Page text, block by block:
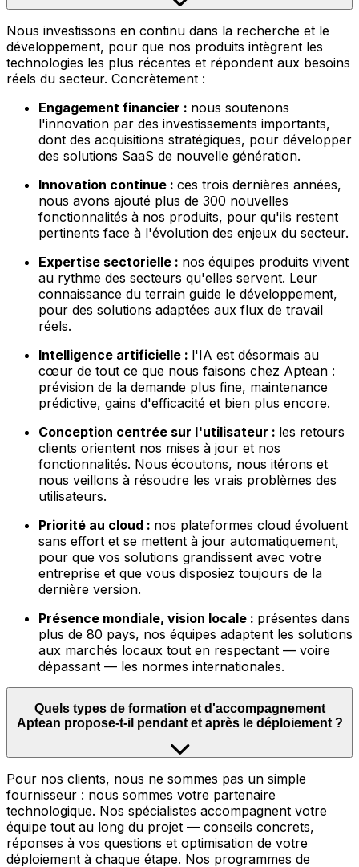
Nous investissons en continu dans la recherche et le
développement, pour que nos produits intègrent les
technologies les plus récentes et répondent aux besoins
réels du secteur. Concrètement :
Engagement financier : nous soutenons
l'innovation par des investissements importants,
dont des acquisitions stratégiques, pour développer
des solutions SaaS de nouvelle génération.
Innovation continue : ces trois dernières années,
nous avons ajouté plus de 300 nouvelles
fonctionnalités à nos produits, pour qu'ils restent
pertinents face à l'évolution des enjeux du secteur.
Expertise sectorielle : nos équipes produits vivent
au rythme des secteurs qu'elles servent. Leur
connaissance du terrain guide le développement,
pour des solutions adaptées aux flux de travail
réels.
Intelligence artificielle : l'IA est désormais au
cœur de tout ce que nous faisons chez Aptean :
prévision de la demande plus fine, maintenance
prédictive, gains d'efficacité et bien plus encore.
Conception centrée sur l'utilisateur : les retours
clients orientent nos mises à jour et nos
fonctionnalités. Nous écoutons, nous itérons et
nous veillons à résoudre les vrais problèmes des
utilisateurs.
Priorité au cloud : nos plateformes cloud évoluent
sans effort et se mettent à jour automatiquement,
pour que vos solutions grandissent avec votre
entreprise et que vous disposiez toujours de la
dernière version.
Présence mondiale, vision locale : présentes dans
plus de 80 pays, nos équipes adaptent les solutions
aux marchés locaux tout en respectant — voire
dépassant — les normes internationales.
Quels types de formation et d'accompagnement
Aptean propose-t-il pendant et après le déploiement ?
Pour nos clients, nous ne sommes pas un simple
fournisseur : nous sommes votre partenaire
technologique. Nos spécialistes accompagnent votre
équipe tout au long du projet — conseils concrets,
réponses à vos questions et optimisation de votre
déploiement à chaque étape. Nos programmes de